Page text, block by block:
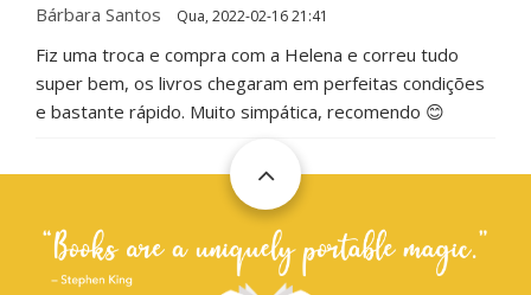
Bárbara Santos Qua, 2022-02-16 21:41
Fiz uma troca e compra com a Helena e correu tudo
super bem, os livros chegaram em perfeitas condições
e bastante rápido. Muito simpática, recomendo 😊